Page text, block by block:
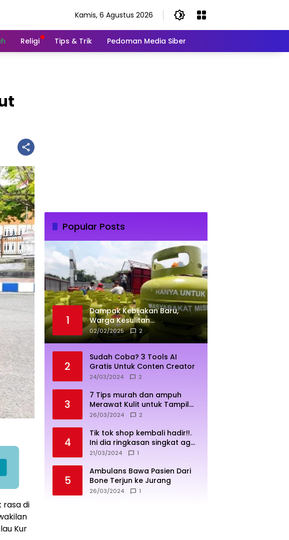
Kamis, 6 Agustus 2026
Religi Tips & Trik Pedoman Media Siber
rasa di
Kur
Popular Posts
1
Dampak Kebijakan Baru,
Warga Kesulitan
Mendapatkan Elpiji 3 Kg
02/02/2025 2
2
Sudah Coba? 3 Tools AI
Gratis Untuk Conten Creator
24/03/2024 2
3
7 Tips murah dan ampuh
Merawat Kulit untuk Tampil
Sehat dan Cerah
26/03/2024 2
4
Tik tok shop kembali hadir!!.
Ini dia ringkasan singkat agar
penjualan lebih sukses
21/03/2024 1
5
Ambulans Bawa Pasien Dari
Bone Terjun ke Jurang
26/03/2024 1